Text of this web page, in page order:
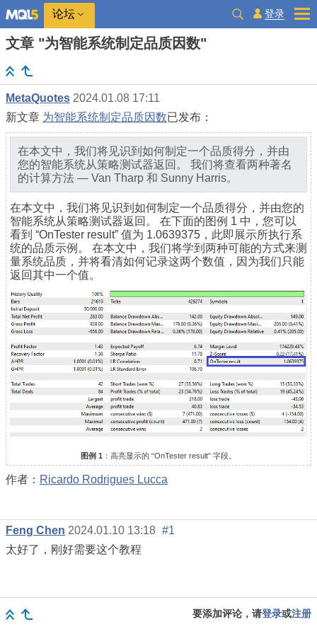
论坛 登录
文章 "为智能系统制定品质因数"
MetaQuotes 2024.01.08 17:11
新文章 为智能系统制定品质因数已发布：
在本文中，我们将见识到如何制定一个品质得分，并由
您的智能系统从策略测试器返回。 我们将查看两种著名
的计算方法 — Van Tharp 和 Sunny Harris。
在本文中，我们将见识到如何制定一个品质得分，并由您的
智能系统从策略测试器返回。 在下面的图例 1 中，您可以
看到 “OnTester result” 值为 1.0639375，此即展示所执行系
统的品质示例。 在本文中，我们将学到两种可能的方式来测
量系统品质，并将看清如何记录这两个数值，因为我们只能
返回其中一个值。
图例 1 ：高亮显示的 “OnTester result” 字段。
作者： Ricardo Rodrigues Lucca
Feng Chen 2024.01.10 13:18 #1
太好了，刚好需要这个教程
要添加评论，请登录或注册